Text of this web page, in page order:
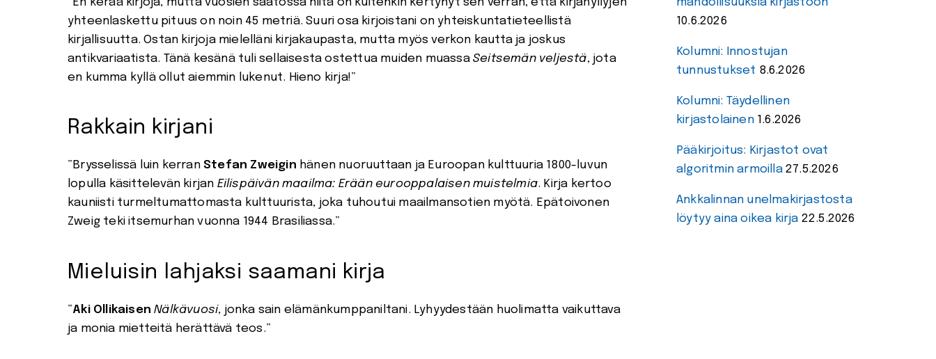
yhteenlaskettu pituus on noin 45 metriä. Suuri osa kirjoistani on yhteiskuntatieteellistä
kirjallisuutta. Ostan kirjoja mielelläni kirjakaupasta, mutta myös verkon kautta ja joskus
antikvariaatista. Tänä kesänä tuli sellaisesta ostettua muiden muassaSeitsemän veljestä, jota
en kumma kyllä ollut aiemmin lukenut. Hieno kirja!”
Rakkain kirjani
”Brysselissä luin kerran Stefan Zweigin hänen nuoruuttaan ja Euroopan kulttuuria 1800-luvun
lopulla käsittelevän kirjan Eilispäivän maailma: Erään eurooppalaisen muistelmia. Kirja kertoo
kauniisti turmeltumattomasta kulttuurista, joka tuhoutui maailmansotien myötä. Epätoivonen
Zweig teki itsemurhan vuonna 1944 Brasiliassa.”
Mieluisin lahjaksi saamani kirja
”Aki Ollikaisen Nälkävuosi, jonka sain elämänkumppaniltani. Lyhyydestään huolimatta vaikuttava
ja monia mietteitä herättävä teos.”
10.6.2026
Kolumni: Innostujan
tunnustukset 8.6.2026
Kolumni: Täydellinen
kirjastolainen 1.6.2026
Pääkirjoitus: Kirjastot ovat
algoritmin armoilla 27.5.2026
Ankkalinnan unelmakirjastosta
löytyy aina oikea kirja 22.5.2026